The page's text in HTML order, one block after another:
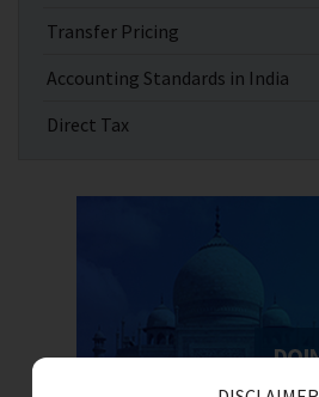
Transfer Pricing
Accounting Standards in India
Direct Tax